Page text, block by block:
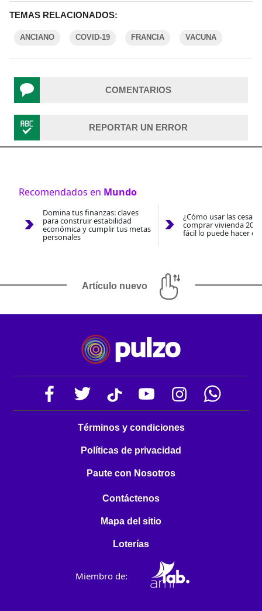
TEMAS RELACIONADOS:
ANCIANO COVID-19 FRANCIA VACUNA
COMENTARIOS
REPORTAR UN ERROR
Recomendados en Mundo
Domina tus finanzas: claves
para construir estabilidad
económica y cumplir tus metas
personales
¿Cómo usar las
comprar vivienda
fácil lo puede hacer
Artículo nuevo
Términos y condiciones
Políticas de privacidad
Paute con Nosotros
Contáctenos
Mapa del sitio
Loterías
Miembro de: